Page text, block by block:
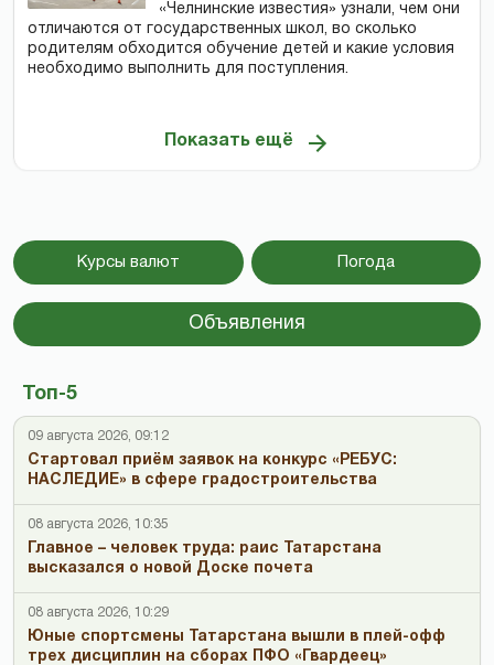
«Челнинские известия» узнали, чем они
отличаются от государственных школ, во сколько
родителям обходится обучение детей и какие условия
необходимо выполнить для поступления.
Показать ещё
Курсы валют Погода
Объявления
Топ-5
09 августа 2026, 09:12
Стартовал приём заявок на конкурс «РЕБУС:
НАСЛЕДИЕ» в сфере градостроительства
08 августа 2026, 10:35
Главное – человек труда: раис Татарстана
высказался о новой Доске почета
08 августа 2026, 10:29
Юные спортсмены Татарстана вышли в плей-офф
трех дисциплин на сборах ПФО «Гвардеец»